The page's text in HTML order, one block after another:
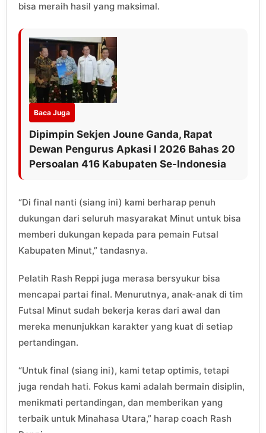
bisa meraih hasil yang maksimal.
Baca Juga
Dipimpin Sekjen Joune Ganda, Rapat
Dewan Pengurus Apkasi I 2026 Bahas 20
Persoalan 416 Kabupaten Se-Indonesia
“Di final nanti (siang ini) kami berharap penuh
dukungan dari seluruh masyarakat Minut untuk bisa
memberi dukungan kepada para pemain Futsal
Kabupaten Minut,” tandasnya.
Pelatih Rash Reppi juga merasa bersyukur bisa
mencapai partai final. Menurutnya, anak-anak di tim
Futsal Minut sudah bekerja keras dari awal dan
mereka menunjukkan karakter yang kuat di setiap
pertandingan.
“Untuk final (siang ini), kami tetap optimis, tetapi
juga rendah hati. Fokus kami adalah bermain disiplin,
menikmati pertandingan, dan memberikan yang
terbaik untuk Minahasa Utara,” harap coach Rash